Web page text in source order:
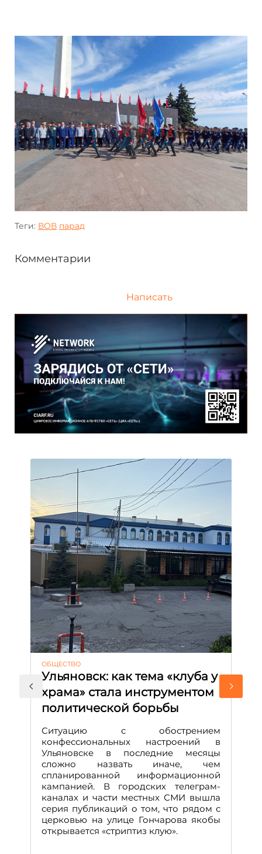
Теги: ВОВ парад
Комментарии
Написать
ОБЩЕСТВО
Ульяновск: как тема «клуба у
храма» стала инструментом
политической борьбы
Ситуацию с обострением
конфессиональных настроений в
Ульяновске в последние месяцы
сложно назвать иначе, чем
спланированной информационной
кампанией. В городских телеграм-
каналах и части местных СМИ вышла
серия публикаций о том, что рядом с
церковью на улице Гончарова якобы
открывается «стриптиз клую».